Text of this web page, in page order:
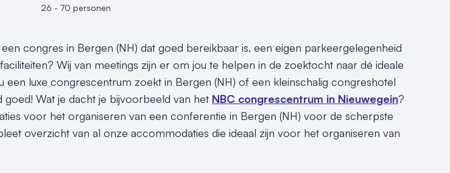
26 - 70 personen
congres in Bergen (NH) dat goed bereikbaar is, een eigen parkeergelegenheid
Wij van meetings zijn er om jou te helpen in de zoektocht naar dé ideale
een luxe congrescentrum zoekt in Bergen (NH) of een kleinschalig congreshotel
goed! Wat je dacht je bijvoorbeeld van het NBC congrescentrum in Nieuwegein?
voor het organiseren van een conferentie in Bergen (NH) voor de scherpste
overzicht van al onze accommodaties die ideaal zijn voor het organiseren van